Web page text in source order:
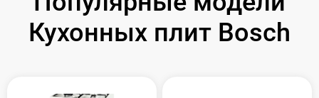
Кухонных плит Bosch